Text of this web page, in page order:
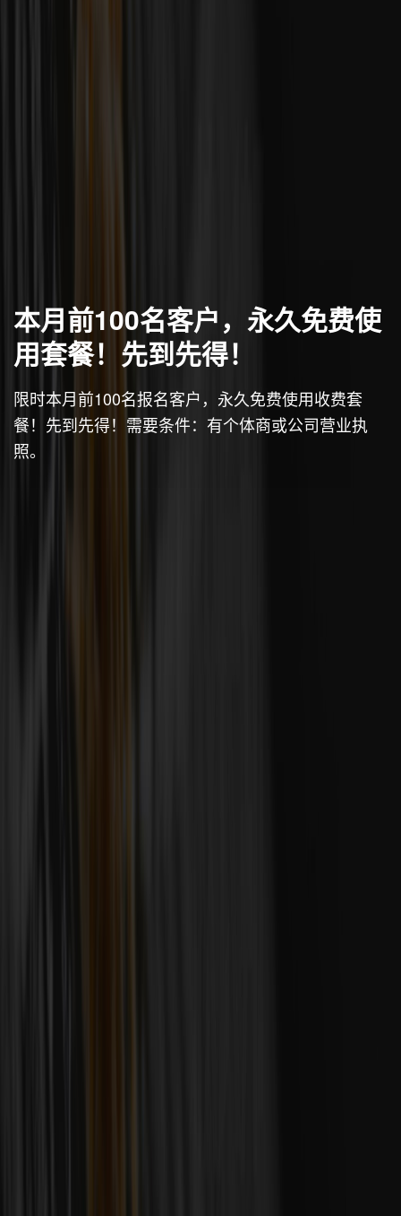
本月前100名客户，永久免费使
用套餐！先到先得！
限时本月前100名报名客户，永久免费使用收费套
餐！先到先得！需要条件：有个体商或公司营业执
照。